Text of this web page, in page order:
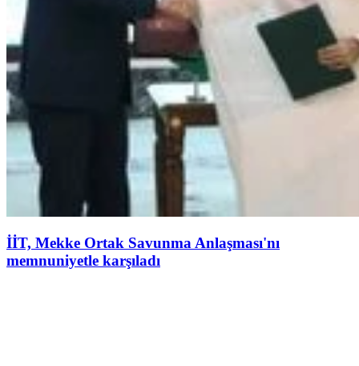
İİT, Mekke Ortak Savunma Anlaşması'nı
memnuniyetle karşıladı